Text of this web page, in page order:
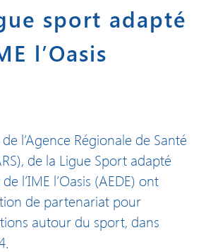
sport adapté
l’Oasis
l’Agence Régionale de Santé
de la Ligue Sport adapté
l’IME l’Oasis (AEDE) ont
de partenariat pour
autour du sport, dans